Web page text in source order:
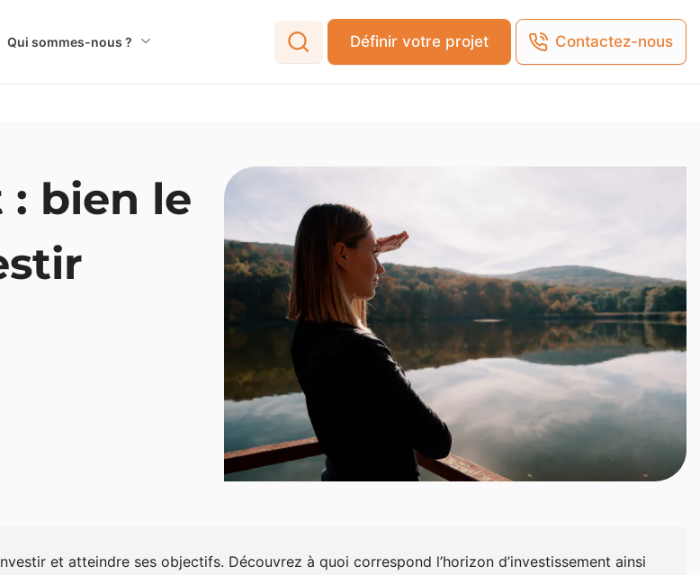
Qui sommes-nous ? Définir votre projet Contactez-nous
bien le
et atteindre ses objectifs. Découvrez à quoi correspond l’horizon d’investissement ainsi